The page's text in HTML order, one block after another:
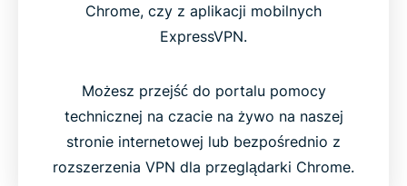
Chrome, czy z aplikacji mobilnych
ExpressVPN.
Możesz przejść do portalu pomocy
technicznej na czacie na żywo na naszej
stronie internetowej lub bezpośrednio z
rozszerzenia VPN dla przeglądarki Chrome.